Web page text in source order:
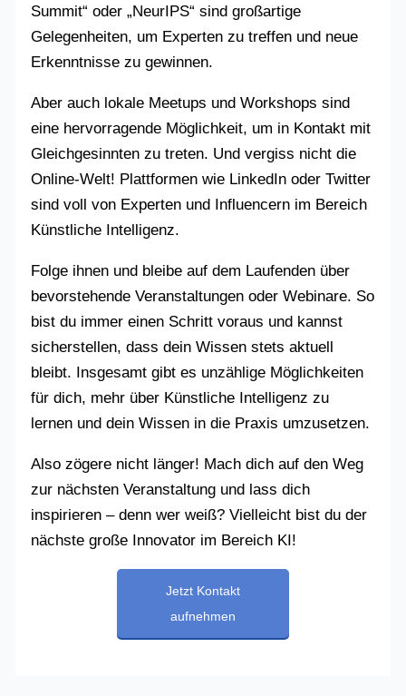
Summit“ oder „NeurIPS“ sind großartige
Gelegenheiten, um Experten zu treffen und neue
Erkenntnisse zu gewinnen.
Aber auch lokale Meetups und Workshops sind
eine hervorragende Möglichkeit, um in Kontakt mit
Gleichgesinnten zu treten. Und vergiss nicht die
Online-Welt! Plattformen wie LinkedIn oder Twitter
sind voll von Experten und Influencern im Bereich
Künstliche Intelligenz.
Folge ihnen und bleibe auf dem Laufenden über
bevorstehende Veranstaltungen oder Webinare. So
bist du immer einen Schritt voraus und kannst
sicherstellen, dass dein Wissen stets aktuell
bleibt. Insgesamt gibt es unzählige Möglichkeiten
für dich, mehr über Künstliche Intelligenz zu
lernen und dein Wissen in die Praxis umzusetzen.
Also zögere nicht länger! Mach dich auf den Weg
zur nächsten Veranstaltung und lass dich
inspirieren – denn wer weiß? Vielleicht bist du der
nächste große Innovator im Bereich KI!
Jetzt Kontakt
aufnehmen